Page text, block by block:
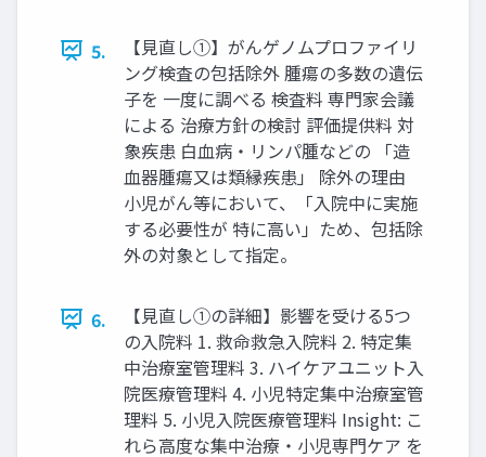
5.
【見直し①】がんゲノムプロファイリ
ング検査の包括除外 腫瘍の多数の遺伝
子を 一度に調べる 検査料 専門家会議
による 治療方針の検討 評価提供料 対
象疾患 白血病・リンパ腫などの 「造
血器腫瘍又は類縁疾患」 除外の理由
小児がん等において、「入院中に実施
する必要性が 特に高い」ため、包括除
外の対象として指定。
6.
【見直し①の詳細】影響を受ける5つ
の入院料 1. 救命救急入院料 2. 特定集
中治療室管理料 3. ハイケアユニット入
院医療管理料 4. 小児特定集中治療室管
理料 5. 小児入院医療管理料 Insight: こ
れら高度な集中治療・小児専門ケア を